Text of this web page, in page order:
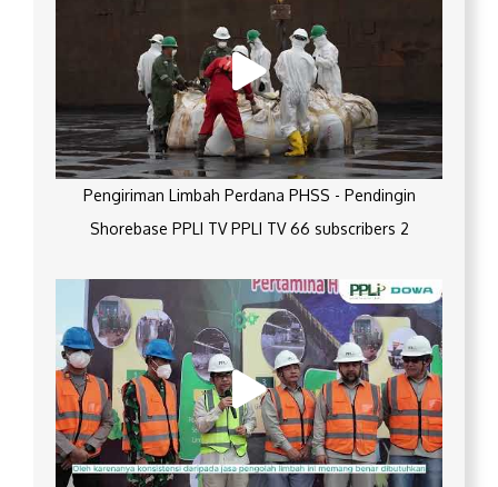
Pengiriman Limbah Perdana PHSS - Pendingin
Shorebase PPLI TV PPLI TV 66 subscribers 2